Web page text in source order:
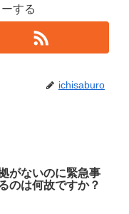
する
ichisaburo
がないのに緊急事
のは何故ですか？